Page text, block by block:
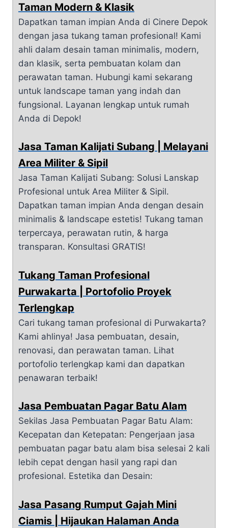
Taman Modern & Klasik
Dapatkan taman impian Anda di Cinere Depok
dengan jasa tukang taman profesional! Kami
ahli dalam desain taman minimalis, modern,
dan klasik, serta pembuatan kolam dan
perawatan taman. Hubungi kami sekarang
untuk landscape taman yang indah dan
fungsional. Layanan lengkap untuk rumah
Anda di Depok!
Jasa Taman Kalijati Subang | Melayani
Area Militer & Sipil
Jasa Taman Kalijati Subang: Solusi Lanskap
Profesional untuk Area Militer & Sipil.
Dapatkan taman impian Anda dengan desain
minimalis & landscape estetis! Tukang taman
terpercaya, perawatan rutin, & harga
transparan. Konsultasi GRATIS!
Tukang Taman Profesional
Purwakarta | Portofolio Proyek
Terlengkap
Cari tukang taman profesional di Purwakarta?
Kami ahlinya! Jasa pembuatan, desain,
renovasi, dan perawatan taman. Lihat
portofolio terlengkap kami dan dapatkan
penawaran terbaik!
Jasa Pembuatan Pagar Batu Alam
Sekilas Jasa Pembuatan Pagar Batu Alam:
Kecepatan dan Ketepatan: Pengerjaan jasa
pembuatan pagar batu alam bisa selesai 2 kali
lebih cepat dengan hasil yang rapi dan
profesional. Estetika dan Desain:
Jasa Pasang Rumput Gajah Mini
Ciamis | Hijaukan Halaman Anda